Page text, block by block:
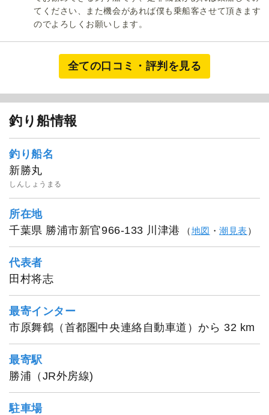
てください、また機会があれば僕も乗船客させて頂きます
のでよろしくお願いします。
全ての口コミ・評判を見る
釣り船情報
釣り船名
新勝丸
しんしょうまる
所在地
千葉県 勝浦市新官966-133 川津港
（地図 ・潮見表）
代表者
田村将志
最寄インター
市原舞鶴（首都圏中央連絡自動車道）から 32 km
最寄駅
勝浦（JR外房線)
駐車場